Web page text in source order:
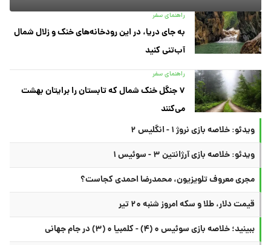
راهنمای سفر
به جای دریا، در این رودخانه‌های خنک و زلال شمال
آب‌تنی کنید
راهنمای سفر
۷ جنگل خنک شمال که تابستان را برایتان بهشت
می‌کنند
ویدئو: خلاصه بازی نروژ ۱ - انگلیس ۲
ویدئو: خلاصه بازی آرژانتین ۳ - سوئیس ۱
مجری معروف تلویزیون، محمدرضا احمدی کجاست؟
قیمت دلار، طلا و سکه امروز شنبه ۲۰ تیر
ببینید؛ خلاصه بازی سوئیس ۰ (۴) - کلمبیا ۰ (۳) در جام جهانی